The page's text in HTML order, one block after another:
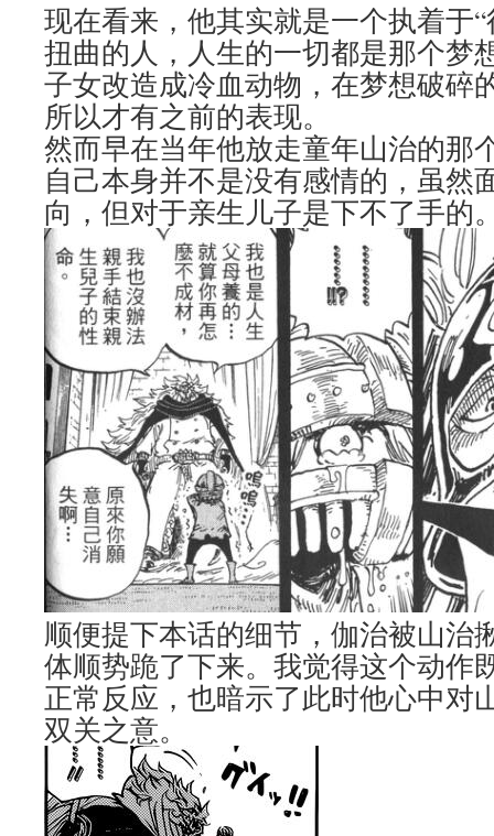
现在看来，他其实就是一个执着于
扭曲的人，人生的一切都是那个梦
子女改造成冷血动物，在梦想破碎
所以才有之前的表现。
然而早在当年他放走童年山治的那
自己本身并不是没有感情的，虽然
向，但对于亲生儿子是下不了手的
顺便提下本话的细节，伽治被山治
体顺势跪了下来。我觉得这个动作
正常反应，也暗示了此时他心中对
双关之意。